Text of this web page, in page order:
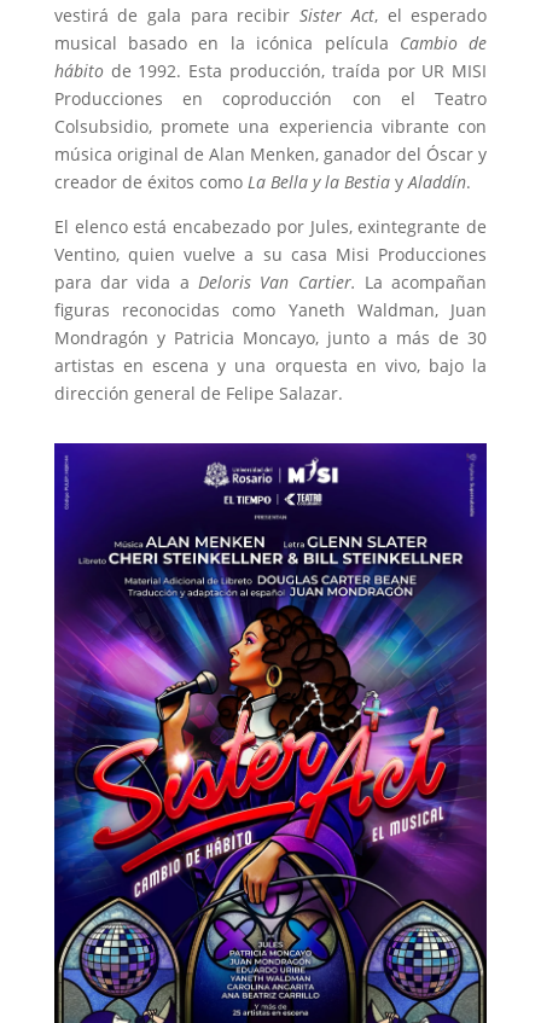
vestirá de gala para recibirSister Act, el esperado
musical basado en la icónica película Cambio de
hábitode 1992. Esta producción, traída por UR MISI
Producciones en coproducción con el Teatro
Colsubsidio, promete una experiencia vibrante con
música original de Alan Menken, ganador del Óscar y
creador de éxitos como La Bella y la BestiayAladdín.
El elenco está encabezado por Jules, exintegrante de
Ventino, quien vuelve a su casa Misi Producciones
para dar vida a Deloris Van Cartier. La acompañan
figuras reconocidas como Yaneth Waldman, Juan
Mondragón y Patricia Moncayo, junto a más de 30
artistas en escena y una orquesta en vivo, bajo la
dirección general de Felipe Salazar.